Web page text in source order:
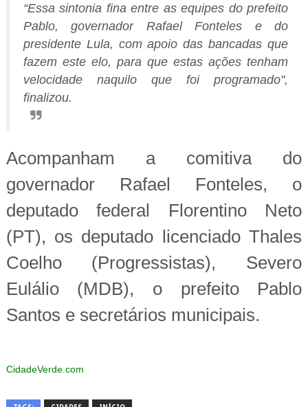
“Essa sintonia fina entre as equipes do prefeito
Pablo, governador Rafael Fonteles e do
presidente Lula, com apoio das bancadas que
fazem este elo, para que estas ações tenham
velocidade naquilo que foi programado",
finalizou.
Acompanham a comitiva do
governador Rafael Fonteles, o
deputado federal Florentino Neto
(PT), os deputado licenciado Thales
Coelho (Progressistas), Severo
Eulálio (MDB), o prefeito Pablo
Santos e secretários municipais.
CidadeVerde.com